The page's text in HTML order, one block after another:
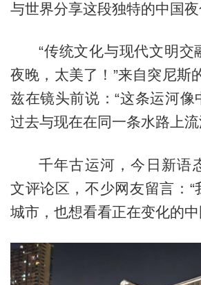
与世界分享这段独特的中国夜
“传统文化与现代文明交
夜晚，太美了！”来自突尼斯
兹在镜头前说：“这条运河像
过去与现在在同一条水路上流
千年古运河，今日新语
文评论区，不少网友留言：“
城市，也想看看正在变化的中